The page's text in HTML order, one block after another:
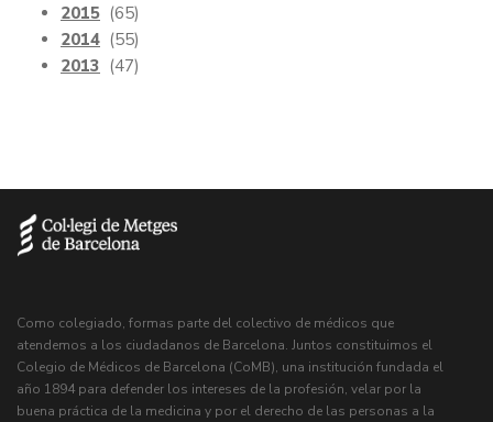
2015 (65)
2014 (55)
2013 (47)
Como colegiado, formas parte del colectivo de médicos que
atendemos a los ciudadanos de Barcelona. Juntos constituimos el
Colegio de Médicos de Barcelona (CoMB), una institución fundada el
año 1894 para defender los intereses de la profesión, velar por la
buena práctica de la medicina y por el derecho de las personas a la